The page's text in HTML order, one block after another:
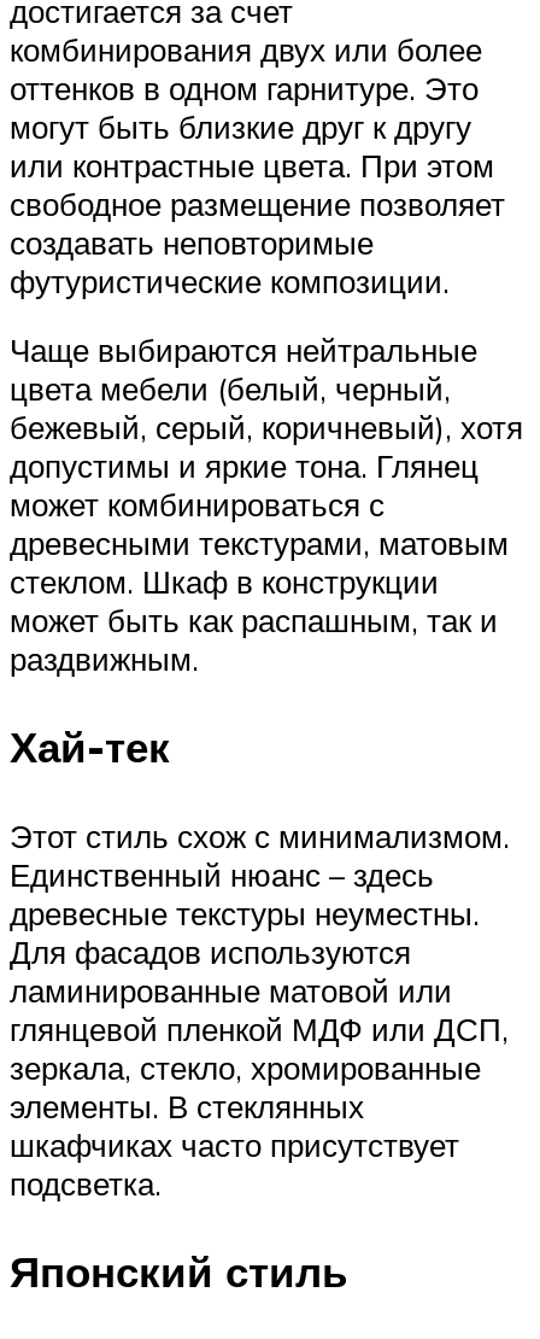
достигается за счет
комбинирования двух или более
оттенков в одном гарнитуре. Это
могут быть близкие друг к другу
или контрастные цвета. При этом
свободное размещение позволяет
создавать неповторимые
футуристические композиции.
Чаще выбираются нейтральные
цвета мебели (белый, черный,
бежевый, серый, коричневый), хотя
допустимы и яркие тона. Глянец
может комбинироваться с
древесными текстурами, матовым
стеклом. Шкаф в конструкции
может быть как распашным, так и
раздвижным.
Хай-тек
Этот стиль схож с минимализмом.
Единственный нюанс – здесь
древесные текстуры неуместны.
Для фасадов используются
ламинированные матовой или
глянцевой пленкой МДФ или ДСП,
зеркала, стекло, хромированные
элементы. В стеклянных
шкафчиках часто присутствует
подсветка.
Японский стиль